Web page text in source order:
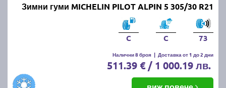
Зимни гуми MICHELIN PILOT ALPIN 5 305/30 R21
C C 73
Налични 8 броя | Доставка от 1 до 2 дни
511.39 € / 1 000.19 лв.